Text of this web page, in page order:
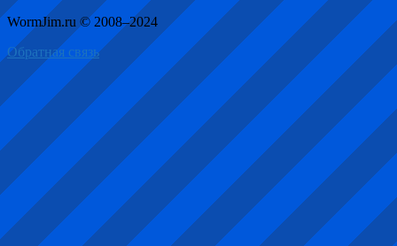
WormJim.ru © 2008–2024
Обратная связь